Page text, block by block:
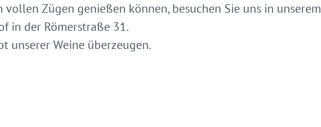
Zügen genießen können, besuchen Sie uns in unserem
in der Römerstraße 31.
unserer Weine überzeugen.